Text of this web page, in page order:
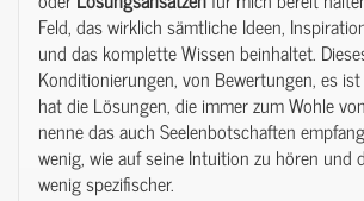
Feld, das wirklich sämtliche Ideen,
und das komplette Wissen beinhaltet.
Konditionierungen, von Bewertungen, es ist
hat die Lösungen, die immer zum Wohle
nenne das auch Seelenbotschaften
wenig, wie auf seine Intuition zu hören und
wenig spezifischer.